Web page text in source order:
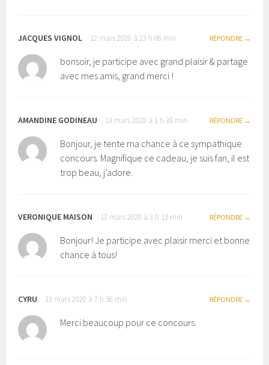
JACQUES VIGNOL 12 mars 2020 à 23 h 06 min RÉPONDRE
bonsoir, je participe avec grand plaisir & partage
avec mes amis, grand merci !
AMANDINE GODINEAU 13 mars 2020 à 1 h 38 min RÉPONDRE
Bonjour, je tente ma chance à ce sympathique
concours. Magnifique ce cadeau, je suis fan, il est
trop beau, j’adore.
VERONIQUE MAISON 13 mars 2020 à 3 h 13 min RÉPONDRE
Bonjour! Je participe avec plaisir merci et bonne
chance à tous!
CYRU 13 mars 2020 à 7 h 56 min RÉPONDRE
Merci beaucoup pour ce concours.